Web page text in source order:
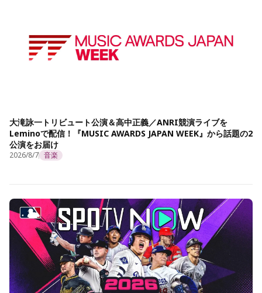
大滝詠一トリビュート公演＆高中正義／ANRI競演ライブを
Leminoで配信！『MUSIC AWARDS JAPAN WEEK』から話題の2
公演をお届け
2026/8/7 音楽